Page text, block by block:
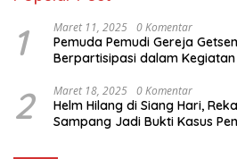
1 Maret 11, 2025 0 Komentar
Pemuda Pemudi Gereja
Berpartisipasi dalam Kegiatan
Kegiatan Paskah
2 Maret 18, 2025 0 Komentar
Helm Hilang di Siang Hari,
Sampang Jadi Bukti Kasus